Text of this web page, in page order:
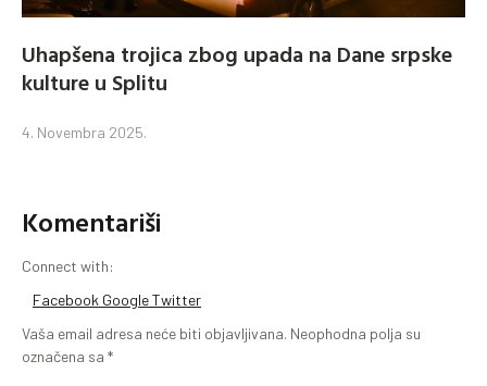
Uhapšena trojica zbog upada na Dane srpske
kulture u Splitu
4. Novembra 2025.
Komentariši
Connect with:
Facebook GoogleTwitter
Vaša email adresa neće biti objavljivana. Neophodna polja su
označena sa *